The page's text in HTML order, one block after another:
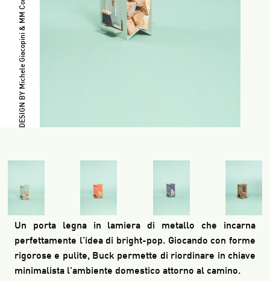
Un porta legna in lamiera di metallo che incarna
perfettamente l’idea di bright-pop. Giocando con forme
rigorose e pulite, Buck permette di riordinare in chiave
minimalista l’ambiente domestico attorno al camino.